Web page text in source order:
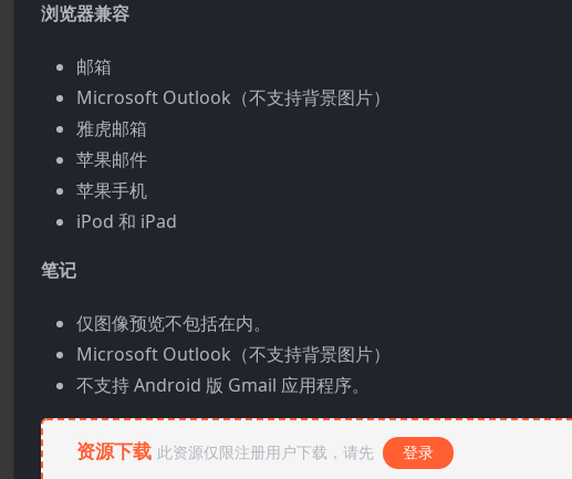
浏览器兼容
邮箱
Microsoft Outlook（不支持背景图片）
雅虎邮箱
苹果邮件
苹果手机
iPod 和 iPad
笔记
仅图像预览不包括在内。
Microsoft Outlook（不支持背景图片）
不支持 Android 版 Gmail 应用程序。
资源下载 此资源仅限注册用户下载，请先 登录